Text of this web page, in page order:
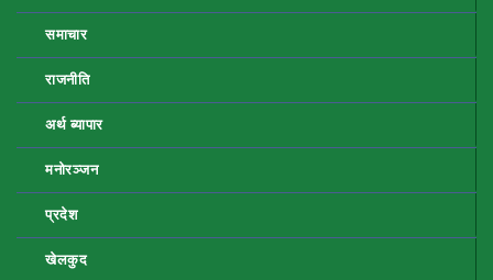
समाचार
राजनीति
अर्थ ब्यापार
मनोरञ्जन
प्रदेश
खेलकुद